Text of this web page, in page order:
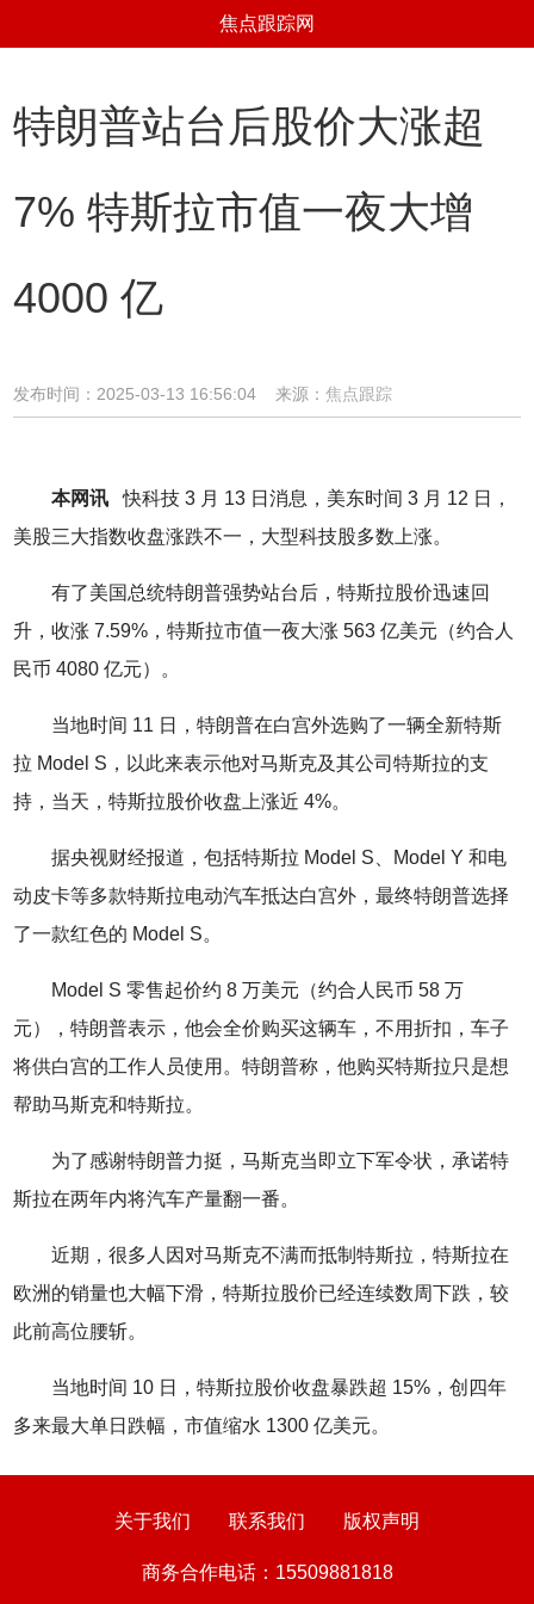
焦点跟踪网
特朗普站台后股价大涨超
7% 特斯拉市值一夜大增
4000 亿
发布时间：2025-03-13 16:56:04 来源：焦点跟踪
本网讯快科技 3 月 13 日消息，美东时间 3 月 12 日，
美股三大指数收盘涨跌不一，大型科技股多数上涨。
有了美国总统特朗普强势站台后，特斯拉股价迅速回
升，收涨 7.59%，特斯拉市值一夜大涨 563 亿美元（约合人
民币 4080 亿元）。
当地时间 11 日，特朗普在白宫外选购了一辆全新特斯
拉 Model S，以此来表示他对马斯克及其公司特斯拉的支
持，当天，特斯拉股价收盘上涨近 4%。
据央视财经报道，包括特斯拉 Model S、Model Y 和电
动皮卡等多款特斯拉电动汽车抵达白宫外，最终特朗普选择
了一款红色的 Model S。
Model S 零售起价约 8 万美元（约合人民币 58 万
元），特朗普表示，他会全价购买这辆车，不用折扣，车子
将供白宫的工作人员使用。特朗普称，他购买特斯拉只是想
帮助马斯克和特斯拉。
为了感谢特朗普力挺，马斯克当即立下军令状，承诺特
斯拉在两年内将汽车产量翻一番。
近期，很多人因对马斯克不满而抵制特斯拉，特斯拉在
欧洲的销量也大幅下滑，特斯拉股价已经连续数周下跌，较
此前高位腰斩。
当地时间 10 日，特斯拉股价收盘暴跌超 15%，创四年
多来最大单日跌幅，市值缩水 1300 亿美元。
关于我们 联系我们 版权声明
商务合作电话：15509881818